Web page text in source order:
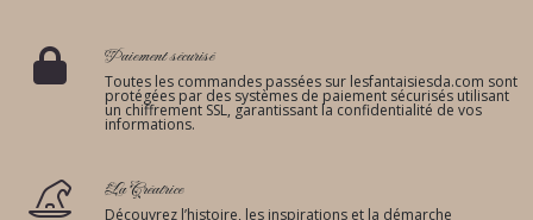
Paiement sécurisé
Toutes les commandes passées sur lesfantaisiesda.com sont
protégées par des systèmes de paiement sécurisés utilisant
un chiffrement SSL, garantissant la confidentialité de vos
informations.
La Créatrice
Découvrez l’histoire, les inspirations et la démarche